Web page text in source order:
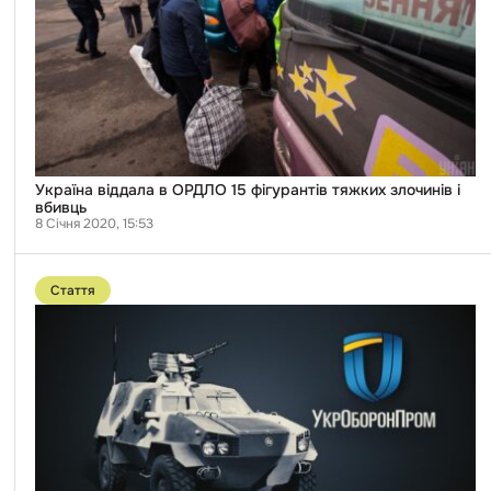
злочинів
вбивць
Україна віддала в ОРДЛО 15 фігурантів тяжких злочинів і
вбивць
8 Січня 2020, 15:53
Перейти
публікації
Стаття